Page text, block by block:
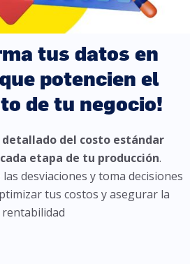
tus datos en
potencien el
de tu negocio!
del costo estándar
etapa de tu producción.
desviaciones y toma decisiones
tus costos y asegurar la
rentabilidad